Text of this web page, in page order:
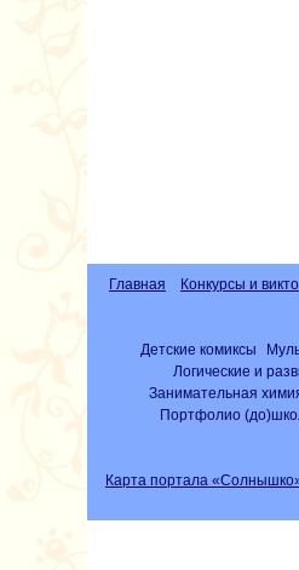
Главная Конкурсы и
Детские комиксы
Логические и
Занимательная
Портфолио
Карта портала